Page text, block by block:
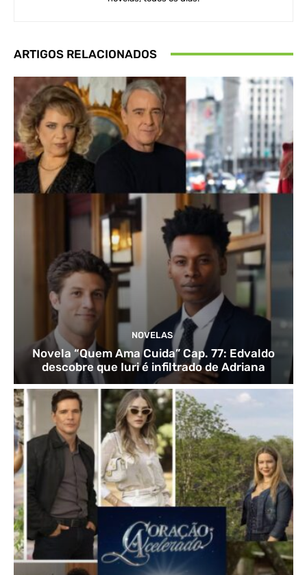
ARTIGOS RELACIONADOS
NOVELAS
Novela “Quem Ama Cuida” Cap. 77: Edvaldo
descobre que Iuri é infiltrado de Adriana